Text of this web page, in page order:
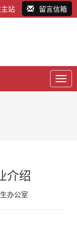
站 留言信箱
介绍
办公室